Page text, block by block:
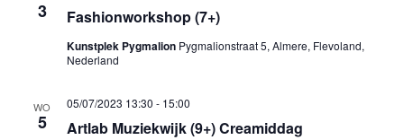
3 Fashionworkshop (7+)
Kunstplek Pygmalion Pygmalionstraat 5, Almere, Flevoland,
Nederland
WO
5 Artlab Muziekwijk (9+) Creamiddag
05/07/2023 13:30 - 15:00